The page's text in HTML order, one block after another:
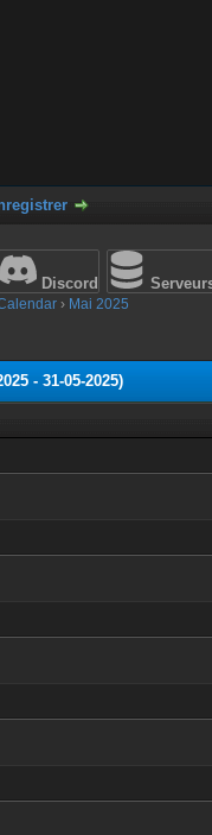
Discord
› Mai 2025
- 31-05-2025)